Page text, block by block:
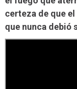
certeza de que
que nunca debió